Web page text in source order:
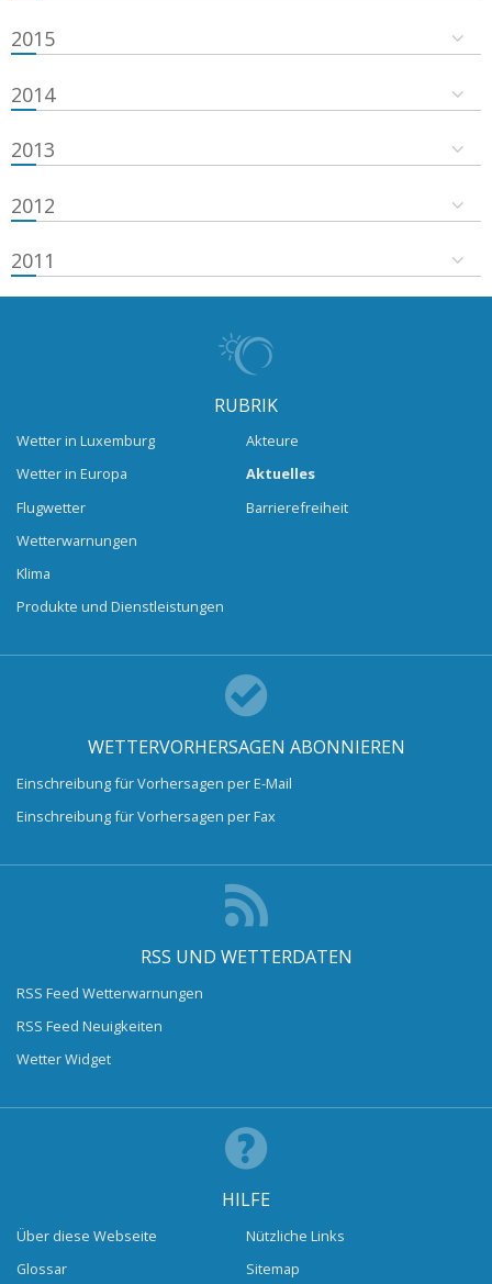
2015
2014
2013
2012
2011
RUBRIK
Wetter in Luxemburg
Wetter in Europa
Flugwetter
Wetterwarnungen
Klima
Produkte und Dienstleistungen
Akteure
Aktuelles
Barrierefreiheit
WETTERVORHERSAGEN ABONNIEREN
Einschreibung für Vorhersagen per E-Mail
Einschreibung für Vorhersagen per Fax
RSS UND WETTERDATEN
RSS Feed Wetterwarnungen
RSS Feed Neuigkeiten
Wetter Widget
HILFE
Über diese Webseite
Glossar
Nützliche Links
Sitemap